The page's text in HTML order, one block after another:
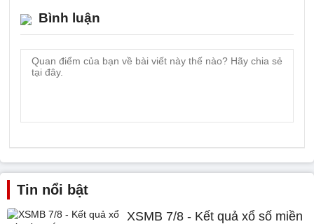
Bình luận
Tin nổi bật
XSMB 7/8 - Kết quả xổ số miền